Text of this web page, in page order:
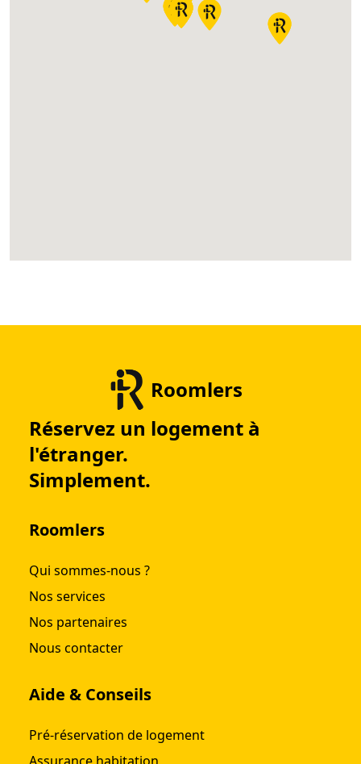
Roomlers
Réservez un logement à
l'étranger.
Simplement.
Roomlers
Qui sommes-nous ?
Nos services
Nos partenaires
Nous contacter
Aide & Conseils
Pré-réservation de logement